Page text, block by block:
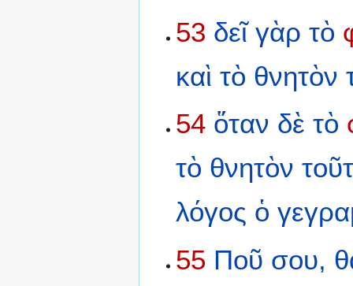
53 δεῖ γὰρ τὸ
καὶ τὸ θνητὸν
54 ὅταν δὲ τὸ
τὸ θνητὸν
λόγος ὁ
55 Ποῦ σου,